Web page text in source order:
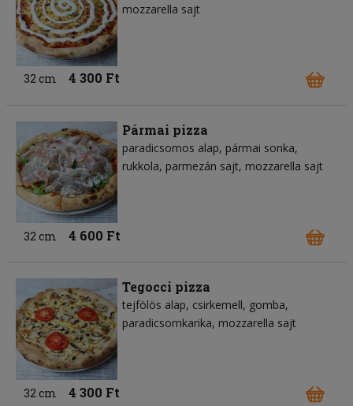
mozzarella sajt
32 cm 4 300 Ft
Pármai pizza
paradicsomos alap pármai sonka
rukkola parmezán sajt mozzarella sajt
32 cm 4 600 Ft
Tegocci pizza
tejfölös alap csirkemell gomba
paradicsomkarika mozzarella sajt
32 cm 4 300 Ft